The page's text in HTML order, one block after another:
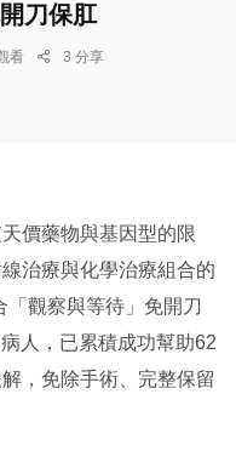
刀保肛
看 3 分享
價藥物與基因型的限
治療與化學治療組合的
「觀察與等待」免開刀
人，已累積成功幫助62
，免除手術、完整保留